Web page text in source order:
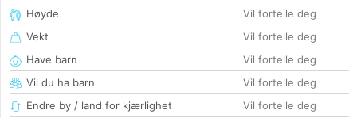
Høyde
Vil fortelle deg
Vekt
Vil fortelle deg
Have barn
Vil fortelle deg
Vil du ha barn
Vil fortelle deg
Endre by / land for kjærlighet
Vil fortelle deg